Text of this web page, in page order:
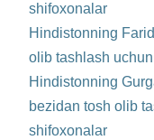
shifoxonalar
Hindistonning
olib tashlash
Hindistonning
bezidan tosh olib
shifoxonalar